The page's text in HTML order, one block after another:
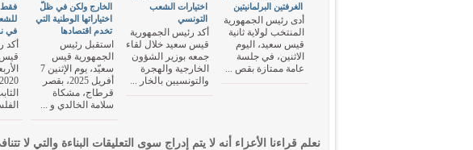
فقط
في
أكد
قيس
الخارج ولكن في ظلّ
اختياراتها الوطنية التي
تخدم اقتصادها
استقبل رئيس
الجمهورية قيس
سعيّد، يوم الإثنين 7
أفريل 2025، بقصر
قرطاج، مشكاة
سلامة الخالدي و ...
اختيارات الشعب
التونسي
أكد رئيس الجمهورية
قيس سعيد خلال لقاء
جمعه بوزير الشؤون
الخارجية والهجرة
والتونسيين بالخار ...
الغرفتين البرلمانيتين
أدى رئيس الجمهورية
المنتخب لولاية ثانية
قيس سعيد، اليوم
الاثنين، في جلسة
عامة ممتازة بقص ...
نعلم قراءنا الأعزاء أنه لا يتم إدراج سوى التعليقات البناءة والتي لا